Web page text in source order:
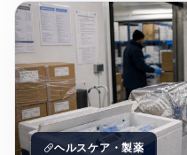
ヘルスケア・製薬